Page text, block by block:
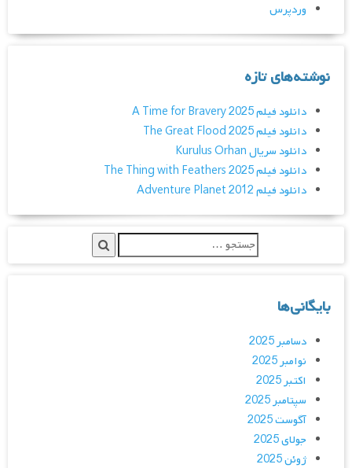
وردپرس
نوشته‌های تازه
دانلود فیلم A Time for Bravery 2025
دانلود فیلم The Great Flood 2025
دانلود سریال Kurulus Orhan
دانلود فیلم The Thing with Feathers 2025
دانلود فیلم Adventure Planet 2012
بایگانی‌ها
دسامبر 2025
نوامبر 2025
اکتبر 2025
سپتامبر 2025
آگوست 2025
جولای 2025
ژوئن 2025